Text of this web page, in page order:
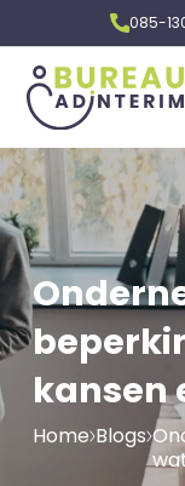
085-
kansen
Home Blogs